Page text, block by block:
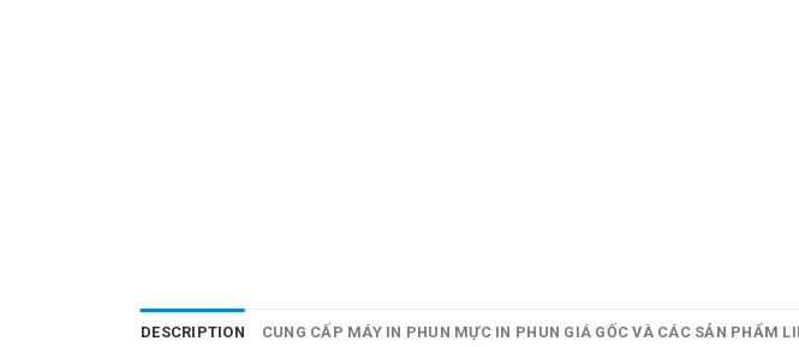
DESCRIPTION CUNG CẤP MÁY IN PHUN MỰC IN PHUN GIÁ GỐC VÀ CÁC SẢN PHẨM